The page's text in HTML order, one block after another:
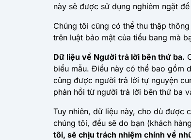
này sẽ được sử dụng nghiêm ngặt
Chúng tôi cũng có thể thu thập
trên luật bảo mật của tiểu bang mà
Dữ liệu về Người trả lời bên thứ ba.
biểu mẫu. Điều này có thể bao gồm
cũng được người trả lời tự nguyện
phản hồi từ người trả lời bên thứ ba
Tuy nhiên, dữ liệu này, cho dù được
chúng tôi, đều sẽ do bạn (khách
tôi, sẽ chịu trách nhiệm chính về